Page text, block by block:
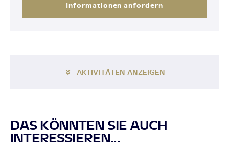
Informationen anfordern
AKTIVITÄTEN ANZEIGEN
DAS KÖNNTEN SIE AUCH
INTERESSIEREN...